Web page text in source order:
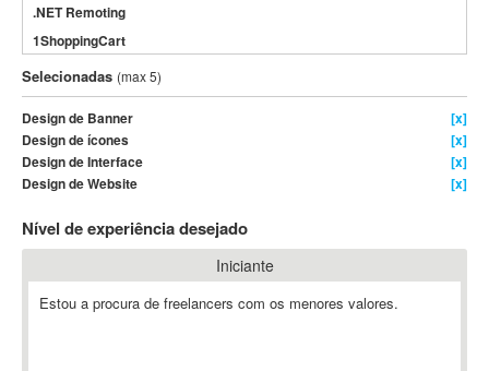
.NET Remoting
1ShoppingCart
3DS Max
3GSM
4D Dimension
802.11
A&P
A2Billing
Ab Initio
Selecionadas (max 5)
Design de Banner
[x]
Design de ícones
[x]
Design de Interface
[x]
Design de Website
[x]
Nível de experiência desejado
Iniciante
Estou a procura de freelancers com os menores valores.